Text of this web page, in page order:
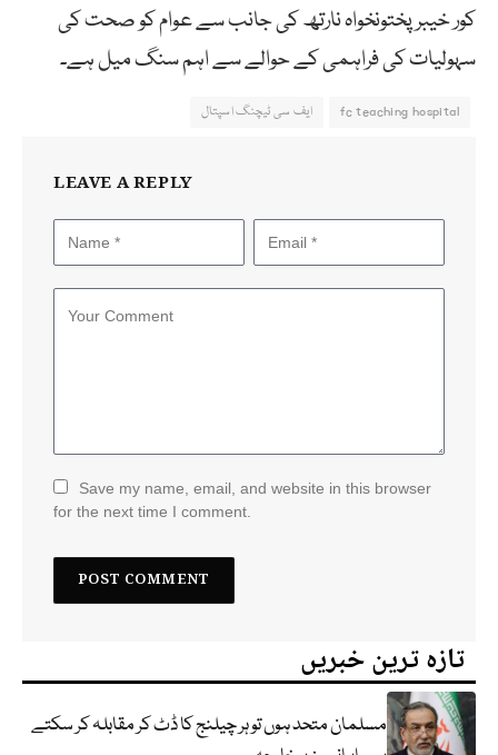
کور خیبرپختونخواہ نارتھ کی جانب سے عوام کو صحت کی
سہولیات کی فراہمی کے حوالے سے اہم سنگ میل ہے۔
fc teaching hospital ایف سی ٹیچنگ اسپتال
LEAVE A REPLY
Save my name, email, and website in this browser
for the next time I comment.
تازہ ترین خبریں
مسلمان متحد ہوں تو ہر چیلنج کا ڈٹ کر مقابلہ کر سکتے